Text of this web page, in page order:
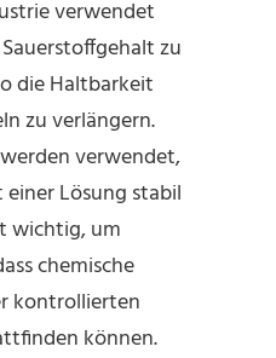
verwendet
zu
die Haltbarkeit
zu verlängern.
werden verwendet,
Lösung stabil
wichtig, um
chemische
kontrollierten
können.